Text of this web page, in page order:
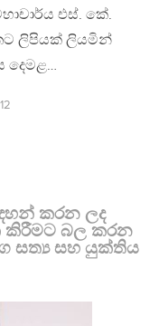
එස්. කේ.
ලිපියක් ලියමින්
දෙමළ…
කරන ලද
බල කරන
සත්‍ය සහ යුක්තිය